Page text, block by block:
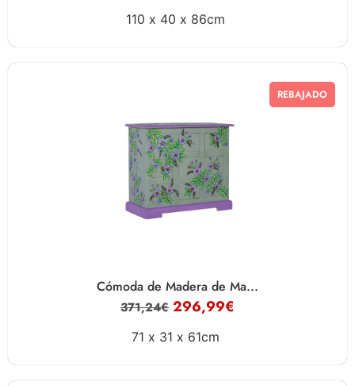
110 x 40 x 86cm
REBAJADO
Cómoda de Madera de Ma...
371,24€ 296,99€
71 x 31 x 61cm